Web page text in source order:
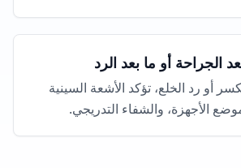
الجراحة أو ما بعد الرد
أو رد الخلع، تؤكد الأشعة السينية
الأجهزة، والشفاء التدريجي.